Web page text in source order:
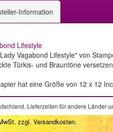
Information
Lifestyle
Vagabond Lifestyle" von
Türkis- und Brauntöne
hat eine Größe von 12 x 12
Lieferzeiten für andere Länder
zzgl. Versandkosten.